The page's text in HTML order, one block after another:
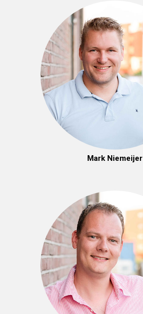
Mark Niemeijer